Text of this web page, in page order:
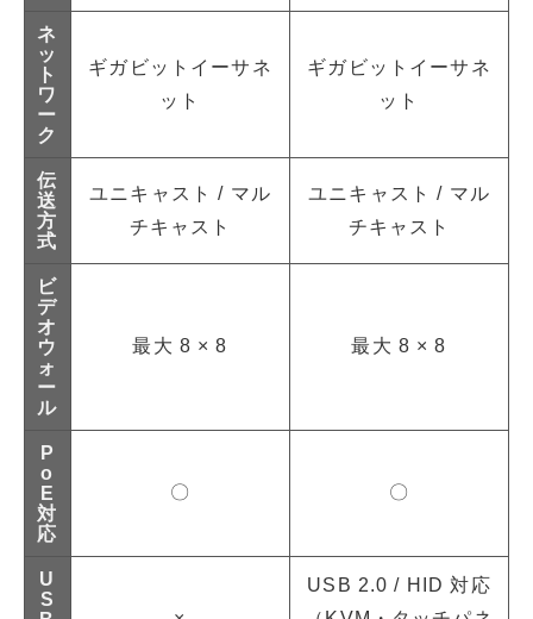
ネ
ッ
ト
ワ
ー
ク
ギガビットイーサネ
ット
ギガビットイーサネ
ット
伝
送
方
式
ユニキャスト / マル
チキャスト
ユニキャスト / マル
チキャスト
ビ
デ
オ
ウ
ォ
ー
ル
最大 8 × 8 最大 8 × 8
P
o
E
対
応
〇 〇
U
S
USB 2.0 / HID 対応